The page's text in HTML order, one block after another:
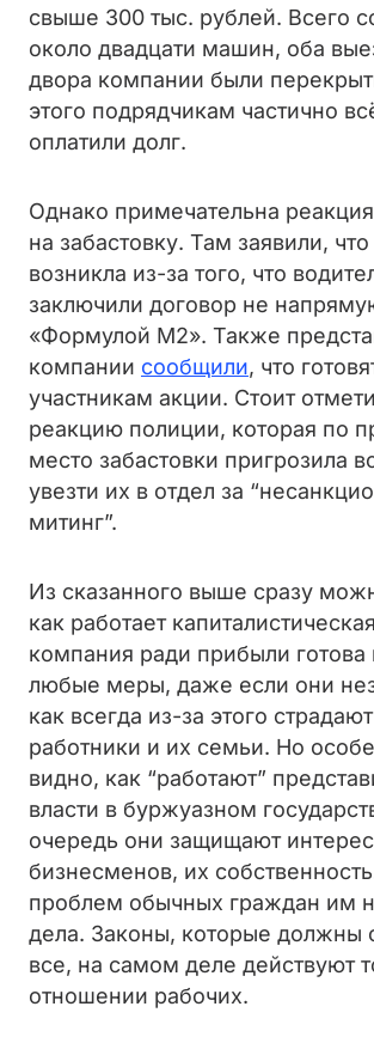
свыше 300 тыс. рублей. Всего
около двадцати машин, оба
двора компании были
этого подрядчикам частично
оплатили долг.
Однако примечательна
на забастовку. Там заявили,
возникла из-за того, что
заключили договор не
«Формулой М2». Также
компании сообщили, что
участникам акции. Стоит
реакцию полиции, которая по
место забастовки пригрозила
увезти их в отдел за
митинг”.
Из сказанного выше сразу
как работает
компания ради прибыли готова
любые меры, даже если они
как всегда из-за этого
работники и их семьи. Но
видно, как “работают”
власти в буржуазном
очередь они защищают
бизнесменов, их
проблем обычных граждан им
дела. Законы, которые должны
все, на самом деле действуют
отношении рабочих.